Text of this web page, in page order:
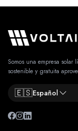
Somos una empresa
sostenible y gratuita
🇪🇸Español